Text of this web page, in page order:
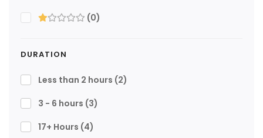
(0)
DURATION
Less than 2 hours (2)
3 - 6 hours (3)
17+ Hours (4)